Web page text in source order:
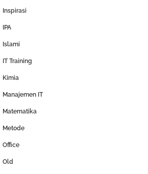
Inspirasi
IPA
Islami
IT Training
Kimia
Manajemen IT
Matematika
Metode
Office
Old